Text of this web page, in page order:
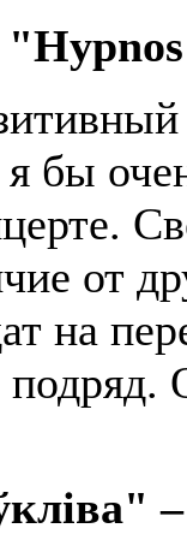
бы
от
на
подряд.